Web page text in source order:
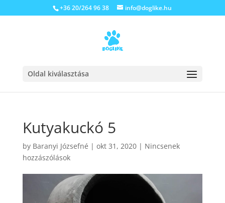
+36 20/264 96 38 info@doglike.hu
Oldal kiválasztása
Kutyakuckó 5
by Baranyi Józsefné | okt 31, 2020| Nincsenek
hozzászólások